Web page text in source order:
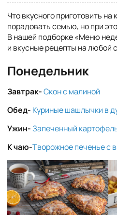
Что вкусного приготовить
порадовать семью, но при
В нашей подборке «Меню
и вкусные рецепты на любой
Понедельник
Завтрак-Скон с малиной
Обед- Куриные шашлычки в
Ужин-Запеченный
К чаю-Творожное печенье с